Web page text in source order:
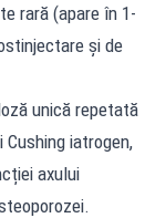
rară (apare în 1-
și de
unică repetată
iatrogen,
axului